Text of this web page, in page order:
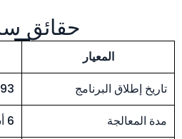
حقائق
المعيار
تاريخ إطلاق البرنامج
مدة المعالجة
6 أشهر كحد أدنى